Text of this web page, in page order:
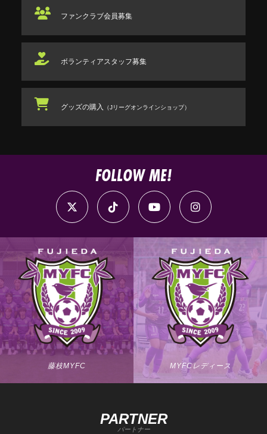
ファンクラブ会員募集
ボランティアスタッフ募集
グッズの購入 （Jリーグオンラインショップ）
FOLLOW ME!
藤枝MYFC MYFCレディース
PARTNER
パートナー